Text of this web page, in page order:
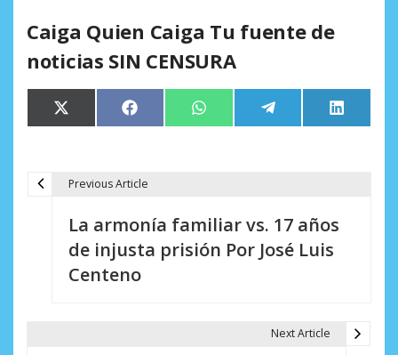
Caiga Quien Caiga Tu fuente de
noticias SIN CENSURA
Compartir
en
X
(Twitter)
Compartir
en
Facebook Compartir
en
WhatsApp Compartir
en
Telegram
en
LinkedIn
Previous Article
La armonía familiar vs. 17 años
de injusta prisión Por José Luis
Centeno
Next Article